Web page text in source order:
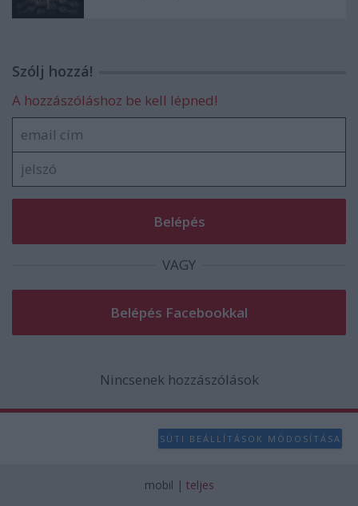
Szólj hozzá!
A hozzászóláshoz be kell lépned!
VAGY
Nincsenek hozzászólások
SÜTI BEÁLLÍTÁSOK MÓDOSÍTÁSA
mobil | teljes